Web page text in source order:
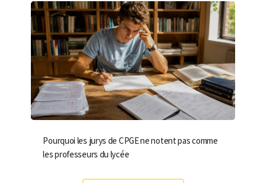
Pourquoi les jurys de CPGE ne notent pas comme
les professeurs du lycée